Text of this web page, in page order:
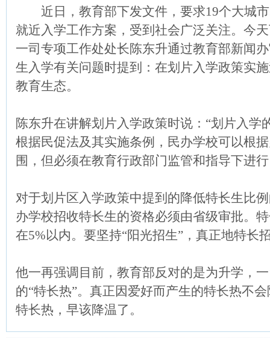
近日，教育部下发文件，要求19个大城市
就近入学工作方案，受到社会广泛关注。今
一司专项工作处处长陈东升通过教育部新闻
生入学有关问题时提到：在划片入学政策实
教育生态。
陈东升在讲解划片入学政策时说：“划片入学
根据民促法及其实施条例，民办学校可以根
围，但必须在教育行政部门监管和指导下进
对于划片区入学政策中提到的降低特长生比
办学校招收特长生的资格必须由省级审批。
在5%以内。要坚持“阳光招生”，真正地特长
他一再强调目前，教育部反对的是为升学，
的“特长热”。真正因爱好而产生的特长热不
特长热，早该降温了。